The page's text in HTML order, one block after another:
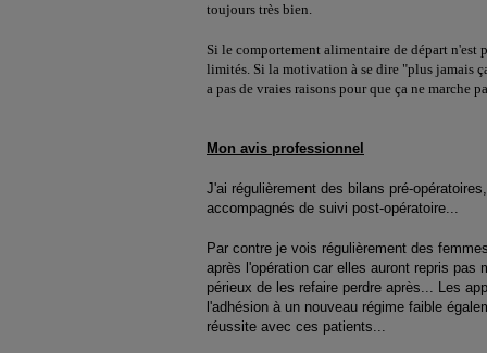
toujours très bien.
Si le comportement alimentaire de départ n'est
limités. Si la motivation à se dire "plus jamais
a pas de vraies raisons pour que ça ne marche
Mon avis professionnel
J'ai régulièrement des bilans pré-
accompagnés de suivi post-opératoire...
Par contre je vois régulièrement des
après l'opération car elles auront repris pas
périeux de les refaire perdre après... Les
l'adhésion à un nouveau régime faible
réussite avec ces patients...